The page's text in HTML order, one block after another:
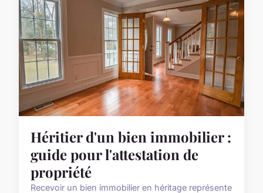
Héritier d'un bien immobilier :
guide pour l'attestation de
propriété
Recevoir un bien immobilier en héritage représente